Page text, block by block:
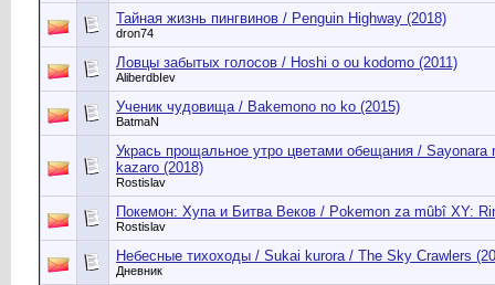
Тайная жизнь пингвинов / Penguin Highway (2018)
dron74
Ловцы забытых голосов / Hoshi o ou kodomo (2011)
AliberdbIev
Ученик чудовища / Bakemono no ko (2015)
BatmaN
Укрась прощальное утро цветами обещания / Sayonara
kazaro (2018)
Rostislav
Покемон: Хупа и Битва Веков / Pokemon za mûbî XY:
Rostislav
Небесные тихоходы / Sukai kurora / The Sky Crawlers
Дневник